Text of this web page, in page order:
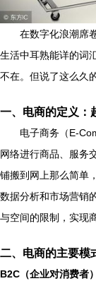
在数字化浪潮席
生活中耳熟能详的词
不在。但说了这么久
一、电商的定义：
电子商务（E-
网络进行商品、服务
铺搬到网上那么简单
数据分析和市场营销
与空间的限制，实现
二、电商的主要模
B2C（企业对消费者）